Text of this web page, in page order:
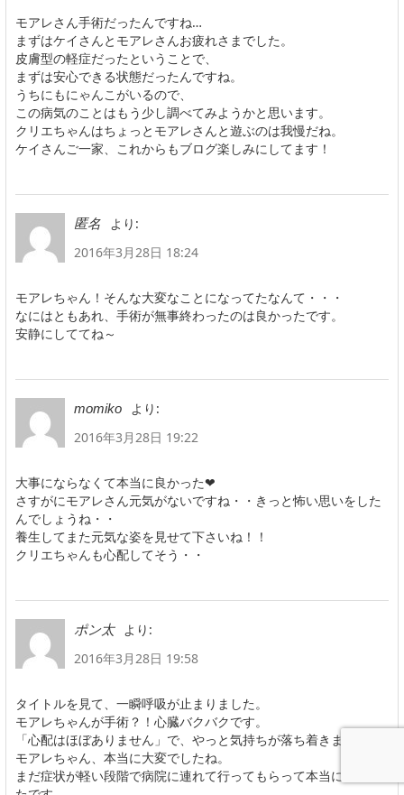
モアレさん手術だったんですね…
まずはケイさんとモアレさんお疲れさまでした。
皮膚型の軽症だったということで、
まずは安心できる状態だったんですね。
うちにもにゃんこがいるので、
この病気のことはもう少し調べてみようかと思います。
クリエちゃんはちょっとモアレさんと遊ぶのは我慢だね。
ケイさんご一家、これからもブログ楽しみにしてます！
匿名
より:
2016年3月28日 18:24
モアレちゃん！そんな大変なことになってたなんて・・・
なにはともあれ、手術が無事終わったのは良かったです。
安静にしててね～
momiko
より:
2016年3月28日 19:22
大事にならなくて本当に良かった❤
さすがにモアレさん元気がないですね・・きっと怖い思いをした
んでしょうね・・
養生してまた元気な姿を見せて下さいね！！
クリエちゃんも心配してそう・・
ポン太
より:
2016年3月28日 19:58
タイトルを見て、一瞬呼吸が止まりました。
モアレちゃんが手術？！心臓バクバクです。
「心配はほぼありません」で、やっと気持ちが落ち着きました。
モアレちゃん、本当に大変でしたね。
まだ症状が軽い段階で病院に連れて行ってもらって本当に良かっ